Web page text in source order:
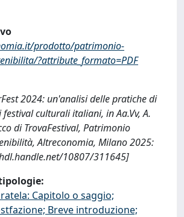
prodotto/patrimonio-
?attribute_formato=PDF
2024: un'analisi delle pratiche di
culturali italiani, in Aa.Vv, A.
di TrovaFestival, Patrimonio
Altreconomia, Milano 2025:
10807/311645]
Capitolo o saggio;
Breve introduzione;